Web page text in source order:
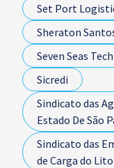
Set Port
Sheraton
Seven Seas
Sicredi
Sindicato das
Estado De São
Sindicato das
de Carga do